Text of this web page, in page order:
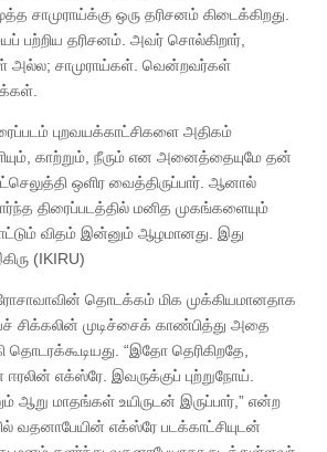
சாமுராய்க்கு ஒரு தரிசனம் கிடைக்கிறது.
பற்றிய தரிசனம். அவர் சொல்கிறார்,
அல்ல; சாமுராய்கள். வென்றவர்கள்
புறவயக்காட்சிகளை அதிகம்
காற்றும், நீரும் என அனைத்தையுமே தன்
ஒளிர வைத்திருப்பார். ஆனால்
திரைப்படத்தில் மனித முகங்களையும்
விதம் இன்னும் ஆழமானது. இது
(IKIRU)
தொடக்கம் மிக முக்கியமானதாக
சிக்கலின் முடிச்சைக் காண்பித்து அதை
தொடரக்கூடியது. “இதோ தெரிகிறதே,
எக்ஸ்ரே. இவருக்குப் புற்றுநோய்.
ஆறு மாதங்கள் உயிருடன் இருப்பார்,” என்ற
வதனாபேயின் எக்ஸ்ரே படக்காட்சியுடன்